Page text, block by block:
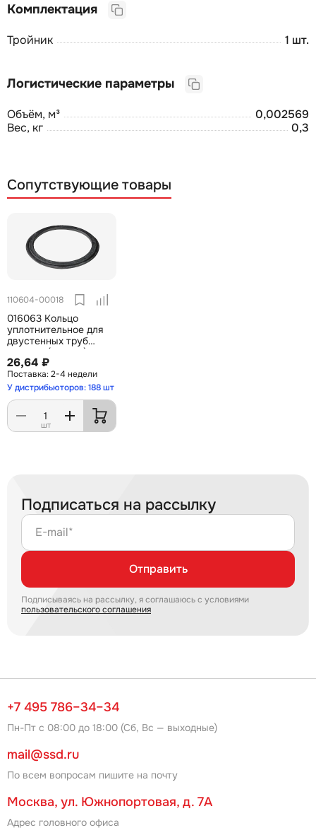
Комплектация
Тройник 1 шт.
Логистические параметры
Объём, м³
0,002569
Вес, кг
0,3
Сопутствующие товары
110604-00018
016063 Кольцо
уплотнительное для
двустенных труб
d=63мм (120963)
26,64 ₽
2-4 недели
У дистрибьюторов: 188 шт
шт
Подписаться на рассылку
E-mail*
Отправить
Подписываясь на рассылку, я соглашаюсь с условиями
пользовательского соглашения
+7 495 786–34–34
Пн-Пт с 08:00 до 18:00 (Сб, Вс — выходные)
mail@ssd.ru
По всем вопросам пишите на почту
Москва, ул. Южнопортовая, д. 7А
Адрес головного офиса